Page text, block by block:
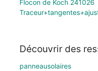
Flocon de Koch 241026
Découvrir des
panneausolaires